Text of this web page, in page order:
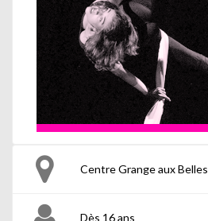
Centre Grange aux Belles
Dès 16 ans